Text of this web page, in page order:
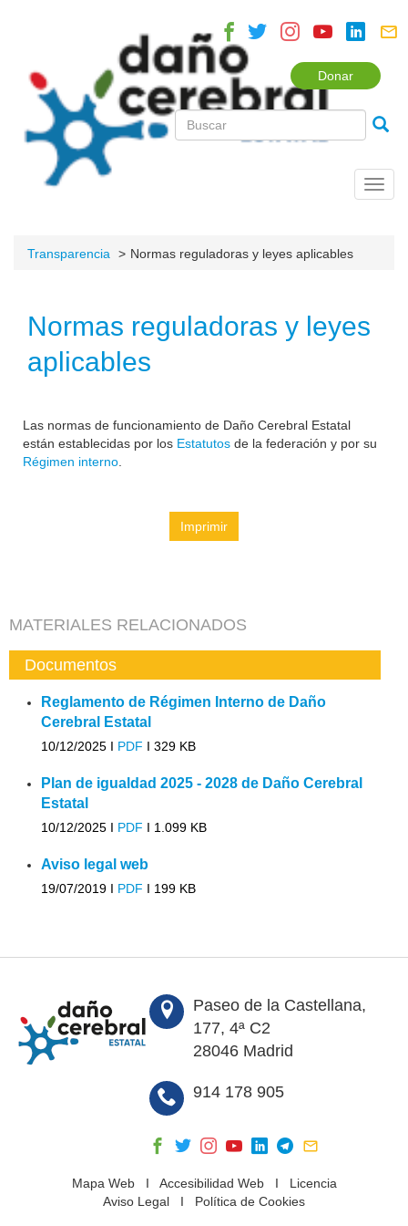
Donar
Transparencia Normas reguladoras y leyes aplicables
Normas reguladoras y leyes
aplicables
Las normas de funcionamiento de Daño Cerebral Estatal
están establecidas por los Estatutos de la federación y por su
Régimen interno
Imprimir
MATERIALES RELACIONADOS
Documentos
Reglamento de Régimen Interno de Daño
Cerebral Estatal
10/12/2025 I PDF I 329 KB
Plan de igualdad 2025 - 2028 de Daño Cerebral
Estatal
10/12/2025 I PDF I 1.099 KB
Aviso legal web
19/07/2019 I PDF I 199 KB
Paseo de la Castellana,
177, 4ª C2
28046 Madrid
914 178 905
Mapa WebI Accesibilidad WebI Licencia
Aviso Legal I Política de Cookies